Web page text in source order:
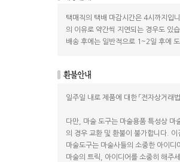
택매직의 택배 마감시간은 4시까지입
의 이유로 약간씩 지연되는 경우도 있
배송 후에는 일반적으로 1~2일 후에
일주일 내로 제품에 대한 「전자상거래
다만, 마술 도구는 마술용품 특성상 마
의 경우 교환 및 환불이 불가합니다. 이
마술도구는 마술사들의 소중한 아이디
마술의 트릭, 아이디어를 소중히 해주